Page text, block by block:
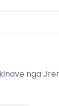
nga